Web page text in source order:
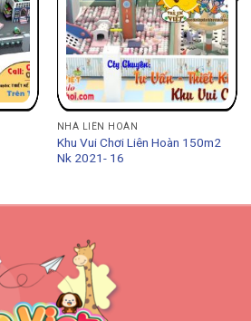
NHÀ LIÊN HOÀN
Khu Vui Chơi Liên Hoàn 150m2
Nk 2021- 16